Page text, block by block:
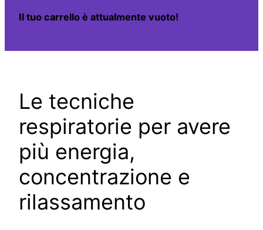
Il tuo carrello è attualmente vuoto!
Le tecniche
respiratorie per avere
più energia,
concentrazione e
rilassamento